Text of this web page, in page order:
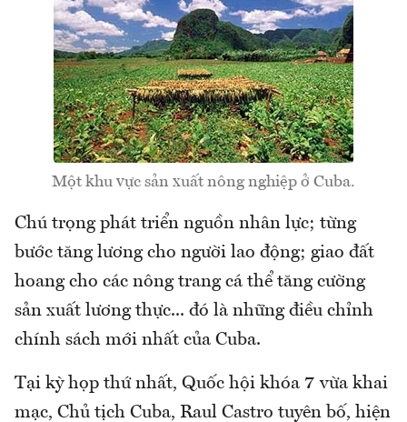
Một khu vực sản xuất nông nghiệp ở Cuba.
Chú trọng phát triển nguồn nhân lực; từng
bước tăng lương cho người lao động; giao đất
hoang cho các nông trang cá thể tăng cường
sản xuất lương thực... đó là những điều chỉnh
chính sách mới nhất của Cuba.
Tại kỳ họp thứ nhất, Quốc hội khóa 7 vừa khai
mạc, Chủ tịch Cuba, Raul Castro tuyên bố, hiện